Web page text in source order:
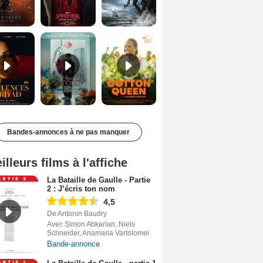
Les Silences de Riyad Bande-annonce VO STFR Cotton Queen Bande-annonce VO STFR
Bandes-annonces à ne pas manquer
films à l'affiche
La Bataille de Gaulle - Partie
2 : J’écris ton nom
4,5
De Antonin Baudry
Avec Simon Abkarian, Niels
Schneider, Anamaria Vartolomei
Bande-annonce